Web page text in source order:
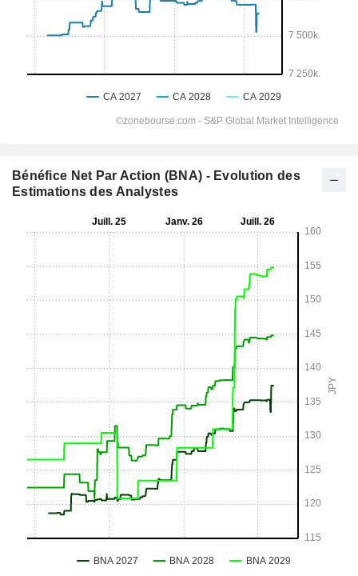
Bénéfice Net Par Action (BNA) - Evolution des
Estimations des Analystes